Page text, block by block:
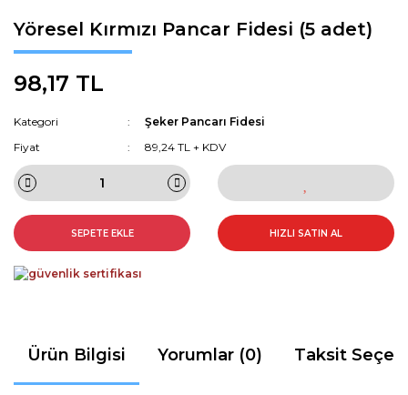
Yöresel Kırmızı Pancar Fidesi (5 adet)
98,17 TL
Kategori
Şeker Pancarı Fidesi
Fiyat
89,24 TL + KDV
SEPETE EKLE HIZLI SATIN AL
Ürün Bilgisi Yorumlar (0) Taksit